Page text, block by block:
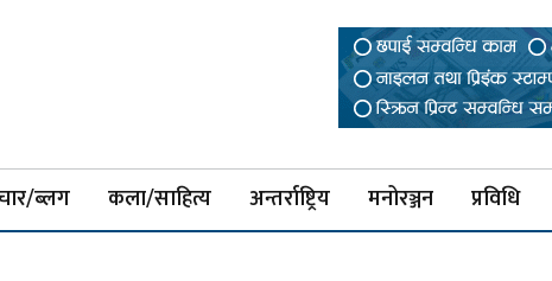
ब्लग कला/साहित्य अन्तर्राष्ट्रिय मनोरञ्जन प्रविधि